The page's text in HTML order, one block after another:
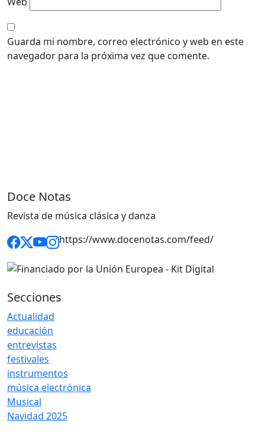
Guarda mi nombre, correo electrónico y web en este
navegador para la próxima vez que comente.
Doce Notas
Revista de música clásica y danza
https://www.docenotas.com/feed/
Secciones
Actualidad
educación
entrevistas
festivales
instrumentos
música electrónica
Musical
Navidad 2025